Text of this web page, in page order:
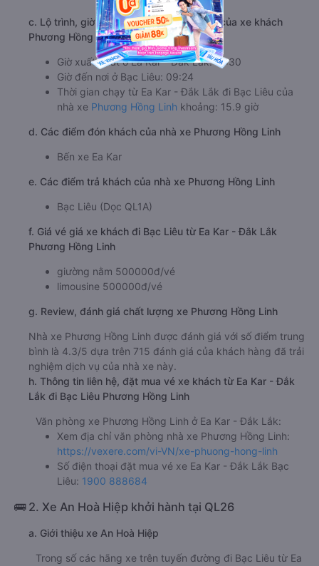
c. Lộ trình, giờ khởi hành và giờ kết thúc của xe khách
Phương Hồng Linh
Giờ xuất phát ở Ea Kar - Đắk Lắk: 17:30
Giờ đến nơi ở Bạc Liêu: 09:24
Thời gian chạy từ Ea Kar - Đắk Lắk đi Bạc Liêu của
nhà xe Phương Hồng Linh khoảng: 15.9 giờ
d. Các điểm đón khách của nhà xe Phương Hồng Linh
Bến xe Ea Kar
e. Các điểm trả khách của nhà xe Phương Hồng Linh
Bạc Liêu (Dọc QL1A)
f. Giá vé giá xe khách đi Bạc Liêu từ Ea Kar - Đắk Lắk
Phương Hồng Linh
giường nằm 500000đ/vé
limousine 500000đ/vé
g. Review, đánh giá chất lượng xe Phương Hồng Linh
Nhà xe Phương Hồng Linh được đánh giá với số điểm trung
bình là 4.3/5 dựa trên 715 đánh giá của khách hàng đã trải
nghiệm dịch vụ của nhà xe này.
h. Thông tin liên hệ, đặt mua vé xe khách từ Ea Kar - Đắk
Lắk đi Bạc Liêu Phương Hồng Linh
Văn phòng xe Phương Hồng Linh ở Ea Kar - Đắk Lắk:
Xem địa chỉ văn phòng nhà xe Phương Hồng Linh:
https://vexere.com/vi-VN/xe-phuong-hong-linh
Số điện thoại đặt mua vé xe Ea Kar - Đắk Lắk Bạc
Liêu: 1900 888684
🚌 2. Xe An Hoà Hiệp khởi hành tại QL26
a. Giới thiệu xe An Hoà Hiệp
Trong số các hãng xe trên tuyến đường đi Bạc Liêu từ Ea